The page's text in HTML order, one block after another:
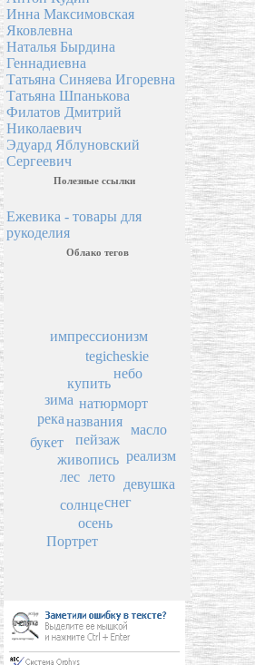
Инна Максимовская
Яковлевна
Наталья Бырдина
Геннадиевна
Татьяна Синяева Игоревна
Татьяна Шпанькова
Филатов Дмитрий
Николаевич
Эдуард Яблуновский
Сергеевич
Полезные ссылки
Ежевика - товары для
рукоделия
Облако тегов
пейзаж
названия
живопись
лето
натюрморт
купить
солнце
лес
зима
осень
букет
масло
река
снег
tegicheskie
реализм
небо
импрессионизм
Портрет
девушка